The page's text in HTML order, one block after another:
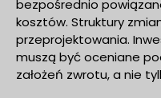
bezpośrednio
kosztów. Struktury
przeprojektowania.
muszą być oceniane
założeń zwrotu, a nie